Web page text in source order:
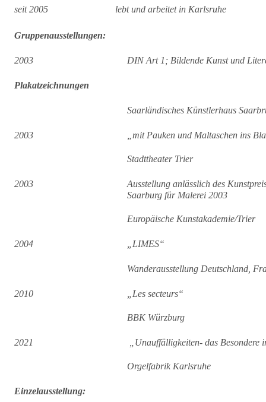
seit 2005 lebt und arbeitet in Karlsruhe
Gruppenausstellungen:
2003 DIN Art 1; Bildende Kunst und
Plakatzeichnungen
Saarländisches Künstlerhaus
2003 „mit Pauken und Maltaschen ins
Stadttheater Trier
2003
Ausstellung anlässlich des
Saarburg für Malerei 2003
Europäische Kunstakademie/Trier
2004 „LIMES“
Wanderausstellung Deutschland,
2010 „Les secteurs“
BBK Würzburg
2021 „Unauffälligkeiten- das Besondere
Orgelfabrik Karlsruhe
Einzelausstellung: